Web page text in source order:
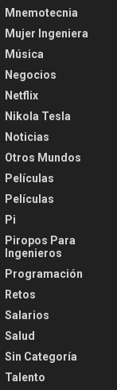
Mnemotecnia
Mujer Ingeniera
Música
Negocios
Netflix
Nikola Tesla
Noticias
Otros Mundos
Películas
Películas
Pi
Piropos Para
Ingenieros
Programación
Retos
Salarios
Salud
Sin Categoría
Talento